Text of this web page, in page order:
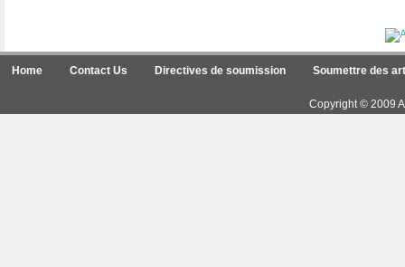
Home Contact Us Directives de soumission Soumettre des
Copyright © 2009